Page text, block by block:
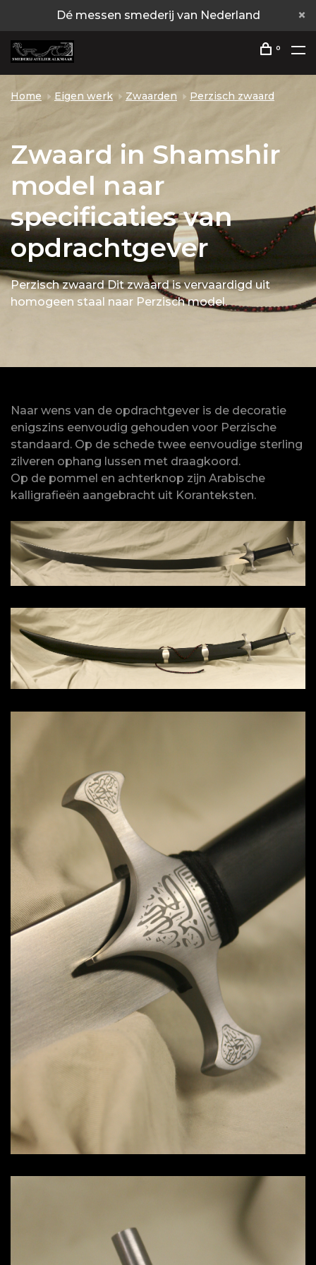
Dé messen smederij van Nederland
0
Home Eigen werk Zwaarden Perzisch zwaard
Zwaard in Shamshir
model naar
specificaties van
opdrachtgever
Perzisch zwaard Dit zwaard is vervaardigd uit
homogeen staal naar Perzisch model.
Naar wens van de opdrachtgever is de decoratie
enigszins eenvoudig gehouden voor Perzische
standaard. Op de schede twee eenvoudige sterling
zilveren ophang lussen met draagkoord.
Op de pommel en achterknop zijn Arabische
kalligrafieën aangebracht uit Koranteksten.